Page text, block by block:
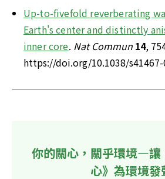
Up-to-fivefold reverberating
Earth's center and distinctly
inner core. Nat Commun 14,
https://doi.org/10.1038/
你的關心，關乎環境—讓
心》為環境發